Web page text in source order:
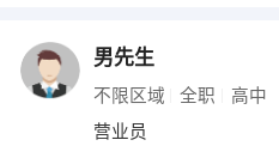
男先生
不限区域 全职 高中
营业员